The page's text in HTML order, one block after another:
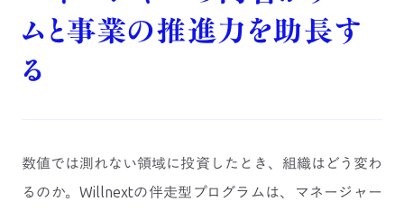
ムと事業の推進力を助長す
る
数値では測れない領域に投資したとき、組織はどう変わ
るのか。Willnextの伴走型プログラムは、マネージャー